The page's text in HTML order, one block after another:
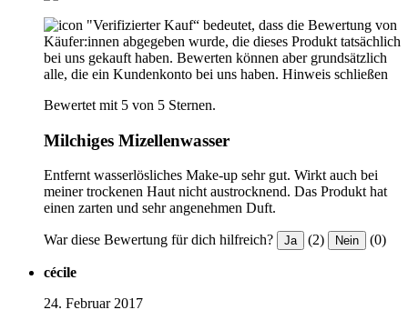
"Verifizierter Kauf“ bedeutet, dass die Bewertung von
Käufer:innen abgegeben wurde, die dieses Produkt tatsächlich
bei uns gekauft haben. Bewerten können aber grundsätzlich
alle, die ein Kundenkonto bei uns haben. Hinweis schließen
Bewertet mit 5 von 5 Sternen.
Milchiges Mizellenwasser
Entfernt wasserlösliches Make-up sehr gut. Wirkt auch bei
meiner trockenen Haut nicht austrocknend. Das Produkt hat
einen zarten und sehr angenehmen Duft.
War diese Bewertung für dich hilfreich? Ja (2) Nein (0)
cécile
24. Februar 2017